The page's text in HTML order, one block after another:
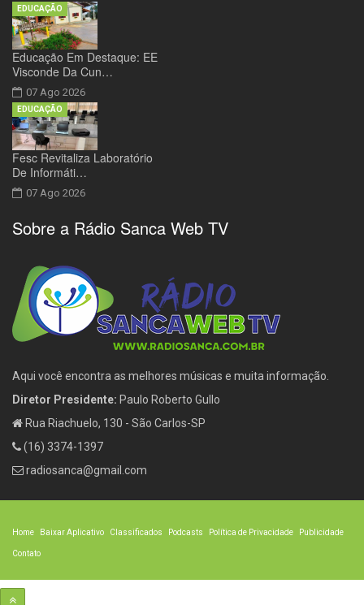
Educação Em Destaque: EE
Visconde Da Cun…
07 Ago 2026
EDUCAÇÃO
Fesc Revitaliza Laboratório
De Informáti…
07 Ago 2026
EDUCAÇÃO
Sobre a Rádio Sanca Web TV
Aqui você encontra as melhores músicas e muita informação.
Diretor Presidente: Paulo Roberto Gullo
Rua Riachuelo, 130 - São Carlos-SP
(16) 3374-1397
radiosanca@gmail.com
Home Baixar Aplicativo Classificados Podcasts Política de Privacidade Publicidade
Contato